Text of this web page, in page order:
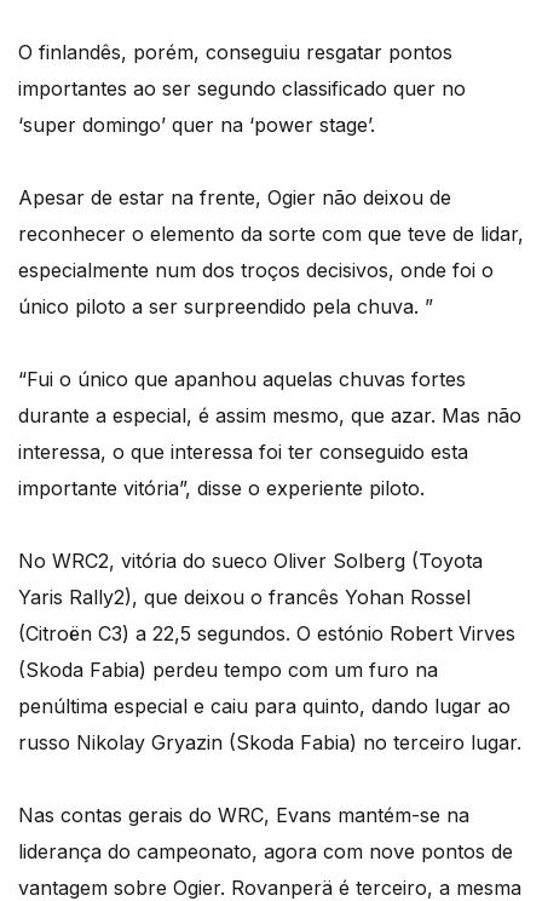
O finlandês, porém, conseguiu resgatar pontos
importantes ao ser segundo classificado quer no
‘super domingo’ quer na ‘power stage’.
Apesar de estar na frente, Ogier não deixou de
reconhecer o elemento da sorte com que teve de lidar,
especialmente num dos troços decisivos, onde foi o
único piloto a ser surpreendido pela chuva. ”
“Fui o único que apanhou aquelas chuvas fortes
durante a especial, é assim mesmo, que azar. Mas não
interessa, o que interessa foi ter conseguido esta
importante vitória”, disse o experiente piloto.
No WRC2, vitória do sueco Oliver Solberg (Toyota
Yaris Rally2), que deixou o francês Yohan Rossel
(Citroën C3) a 22,5 segundos. O estónio Robert Virves
(Skoda Fabia) perdeu tempo com um furo na
penúltima especial e caiu para quinto, dando lugar ao
russo Nikolay Gryazin (Skoda Fabia) no terceiro lugar.
Nas contas gerais do WRC, Evans mantém-se na
liderança do campeonato, agora com nove pontos de
vantagem sobre Ogier. Rovanperä é terceiro, a mesma